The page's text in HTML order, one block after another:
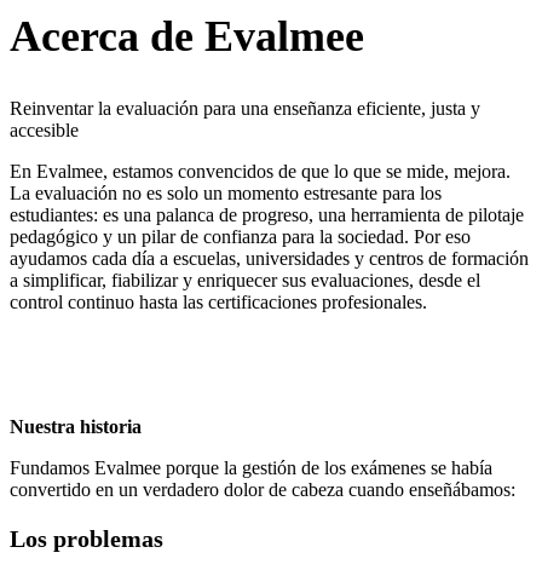
Acerca de Evalmee
Reinventar la evaluación para una enseñanza eficiente, justa y
accesible
En Evalmee, estamos convencidos de que lo que se mide, mejora.
La evaluación no es solo un momento estresante para los
estudiantes: es una palanca de progreso, una herramienta de pilotaje
pedagógico y un pilar de confianza para la sociedad. Por eso
ayudamos cada día a escuelas, universidades y centros de formación
a simplificar, fiabilizar y enriquecer sus evaluaciones, desde el
control continuo hasta las certificaciones profesionales.
Nuestra historia
Fundamos Evalmee porque la gestión de los exámenes se había
convertido en un verdadero dolor de cabeza cuando enseñábamos:
Los problemas